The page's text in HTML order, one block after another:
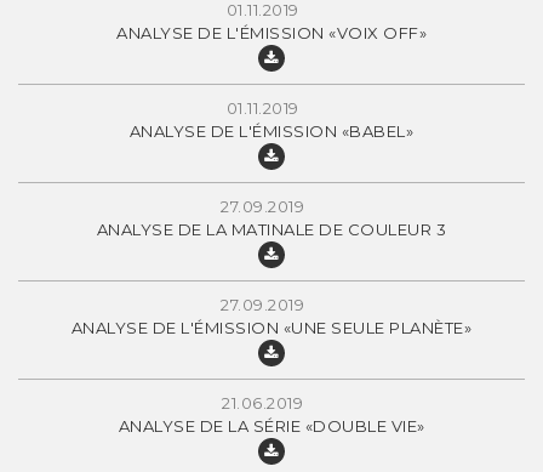
01.11.2019
ANALYSE DE L'ÉMISSION «VOIX OFF»
01.11.2019
ANALYSE DE L'ÉMISSION «BABEL»
27.09.2019
ANALYSE DE LA MATINALE DE COULEUR 3
27.09.2019
ANALYSE DE L'ÉMISSION «UNE SEULE PLANÈTE»
21.06.2019
ANALYSE DE LA SÉRIE «DOUBLE VIE»